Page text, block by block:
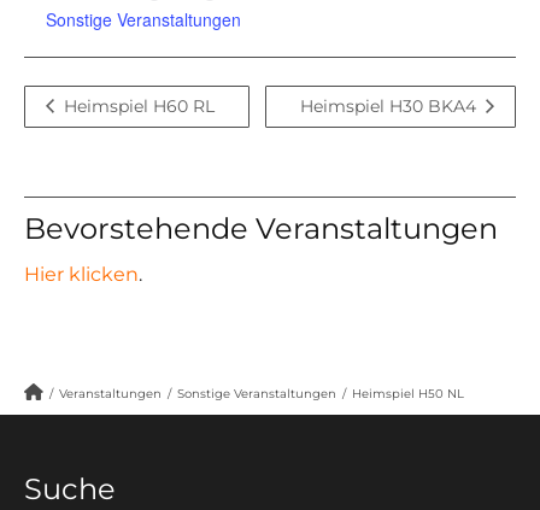
Sonstige Veranstaltungen
Heimspiel H60 RL Heimspiel H30 BKA4
Bevorstehende Veranstaltungen
Hier klicken.
/ Veranstaltungen / Sonstige Veranstaltungen / Heimspiel H50 NL
Suche